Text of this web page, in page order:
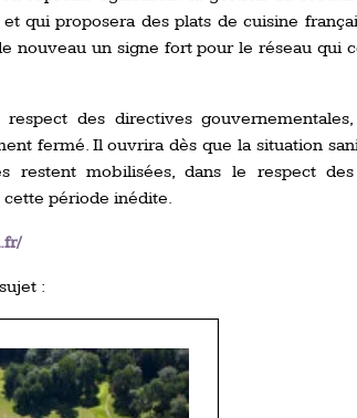
qui proposera des plats de cuisine
nouveau un signe fort pour le réseau qui
des directives
fermé. Il ouvrira dès que la situation
restent mobilisées, dans le respect
période inédite.
: